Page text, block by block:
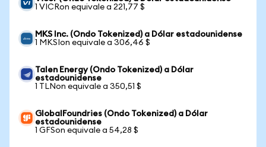
1 VICRon equivale a 221,77 $
MKS Inc. (Ondo Tokenized) a Dólar estadounidense
1 MKSIon equivale a 306,46 $
Talen Energy (Ondo Tokenized) a Dólar
estadounidense
1 TLNon equivale a 350,51 $
GlobalFoundries (Ondo Tokenized) a Dólar
estadounidense
1 GFSon equivale a 54,28 $